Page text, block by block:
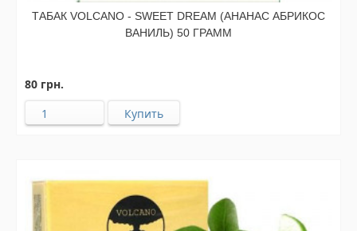
ТАБАК VOLCANO - SWEET DREAM (АНАНАС АБРИКОС
ВАНИЛЬ) 50 ГРАММ
80 грн.